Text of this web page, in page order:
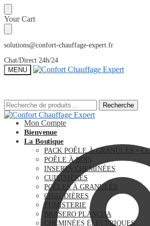
Sauter
à
la
navigation
Skip
to
content
Your Cart
solutions@confort-chauffage-expert.fr
Chat/Direct 24h/24
MENU
Recherche
pour :
Recherche
Mon Compte
Recherche
pour :
Recherche
Bienvenue
La Boutique
PACK POÊLE À GRANULÉS +
POÊLE À BOIS
INSERTS CHEMINÉES
CUISINIÈRES
POÊLES À GRANULÉS
CHAUDIÈRES
FUMISTERIE
BRASERO PLANCHA
CHEMINÉES ÉLECTRIQUES